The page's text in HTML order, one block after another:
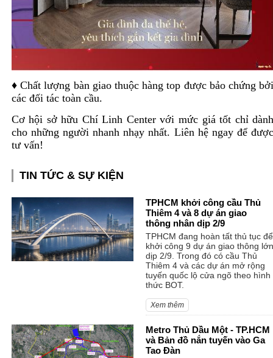
♦ Chất lượng bàn giao thuộc hàng top được bảo chứng
các đối tác toàn cầu.
Cơ hội sở hữu Chí Linh Center với mức giá tốt chỉ
cho những người nhanh nhạy nhất. Liên hệ ngay để
tư vấn!
TIN TỨC & SỰ KIỆN
TPHCM khởi công cầu Thủ
Thiêm 4 và 8 dự án giao
thông nhân dịp 2/9
TPHCM đang hoàn tất thủ tục để
khởi công 9 dự án giao thông lớn
dịp 2/9. Trong đó có cầu Thủ
Thiêm 4 và các dự án mở rộng
tuyến quốc lộ cửa ngõ theo hình
thức BOT.
Xem thêm
Metro Thủ Dầu Một - TP.HCM
và Bản đồ nắn tuyến vào Ga
Tao Đàn